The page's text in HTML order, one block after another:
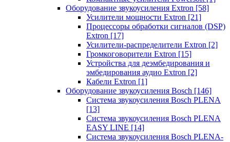
Оборудование звукоусиления Extron [58]
Усилители мощности Extron [21]
Процессоры обработки сигналов (DSP)
Extron [17]
Усилители-распределители Extron [2]
Громкоговорители Extron [15]
Устройства для деэмбедирования и
эмбедирования аудио Extron [2]
Кабели Extron [1]
Оборудование звукоусиления Bosch [146]
Система звукоусиления Bosch PLENA
[13]
Система звукоусиления Bosch PLENA
EASY LINE [14]
Система звукоусиления Bosch PLENA-